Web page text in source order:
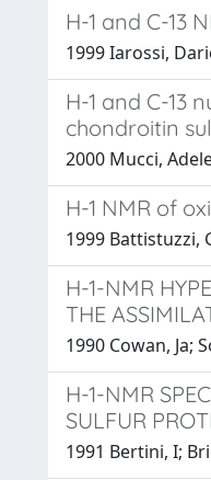
H-1 and C-13
1999 Iarossi,
H-1 and C-13
chondroitin
2000 Mucci,
H-1 NMR of
1999 Battistuzzi,
H-1-NMR
THE
1990 Cowan, Ja;
H-1-NMR
SULFUR
1991 Bertini, I;